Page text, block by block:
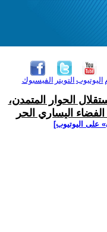
الفيسبوك التويتر اليوتيوب
الحوار المتمدن،
اليساري الحر
على اليوتيوب]